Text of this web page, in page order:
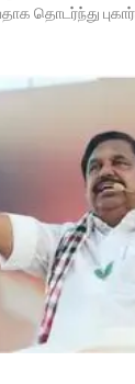
தொடர்ந்து